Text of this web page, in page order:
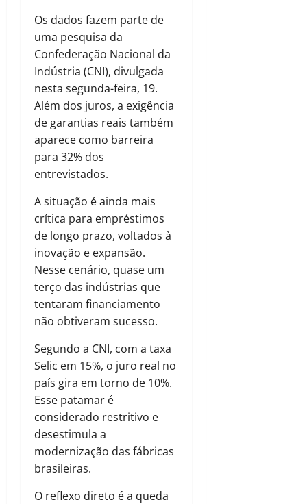
Os dados fazem parte de
uma pesquisa da
Confederação Nacional da
Indústria (CNI), divulgada
nesta segunda-feira, 19.
Além dos juros, a exigência
de garantias reais também
aparece como barreira
para 32% dos
entrevistados.
A situação é ainda mais
crítica para empréstimos
de longo prazo, voltados à
inovação e expansão.
Nesse cenário, quase um
terço das indústrias que
tentaram financiamento
não obtiveram sucesso.
Segundo a CNI, com a taxa
Selic em 15%, o juro real no
país gira em torno de 10%.
Esse patamar é
considerado restritivo e
desestimula a
modernização das fábricas
brasileiras.
O reflexo direto é a queda